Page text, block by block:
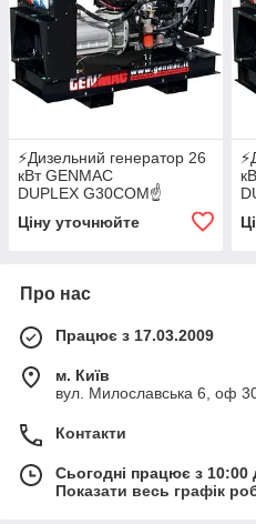
⚡️Дизельний генератор 26
кВт GENMAC
DUPLEX G30COM☝
Ціну уточнюйте
Про нас
Працює з 17.03.2009
м. Київ
вул. Милославська 6, оф
Контакти
Сьогодні працює з 10:00
Показати весь графік